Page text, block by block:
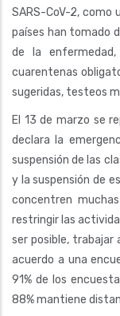
SARS-CoV-2, como
países han tomado
de la
cuarentenas
sugeridas, testeos
El 13 de marzo se
declara la
suspensión de las
y la suspensión de
concentren
restringir las
ser posible, trabajar
acuerdo a una
91% de los
88% mantiene